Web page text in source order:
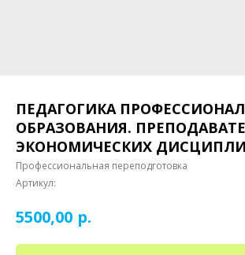
ПЕДАГОГИКА
ОБРАЗОВАНИЯ.
ЭКОНОМИЧЕСКИХ
Профессиональная переподготовка
Артикул:
5500,00 р.